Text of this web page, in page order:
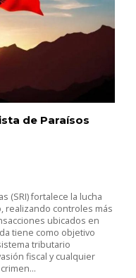
de Paraísos
(SRI) fortalece la lucha
realizando controles más
ubicados en
tiene como objetivo
tributario
fiscal y cualquier